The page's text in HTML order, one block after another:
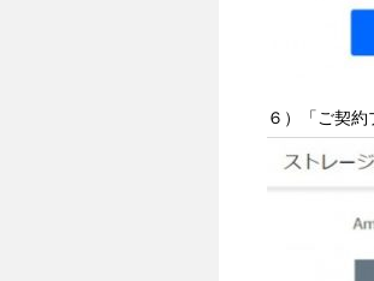
６）「ご契